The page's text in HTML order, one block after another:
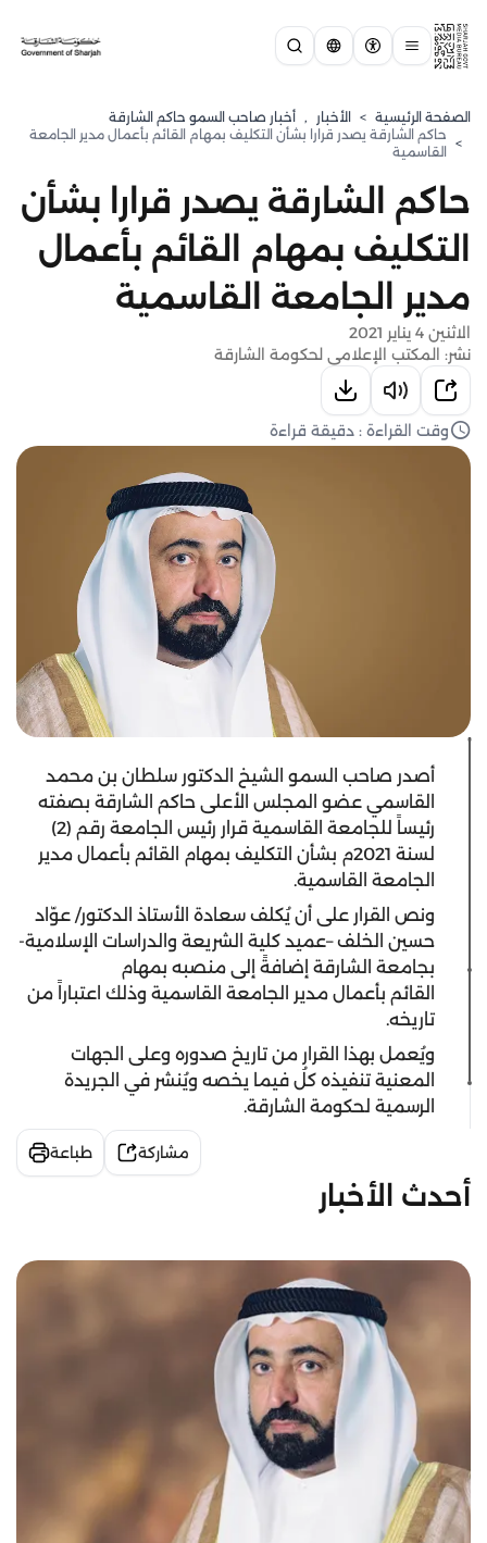
الصفحة الرئيسية > الأخبار , أخبار صاحب السمو حاكم الشارقة
>
حاكم الشارقة يصدر قرارا بشأن التكليف بمهام القائم بأعمال مدير الجامعة
القاسمية
حاكم الشارقة يصدر قرارا بشأن
التكليف بمهام القائم بأعمال
مدير الجامعة القاسمية
الاثنين 4 يناير 2021
نشر: المكتب الإعلامي لحكومة الشارقة
وقت القراءة : دقيقة قراءة
أصدر صاحب السمو الشيخ الدكتور سلطان بن محمد
القاسمي عضو المجلس الأعلى حاكم الشارقة بصفته
رئيساً للجامعة القاسمية قرار رئيس الجامعة رقم (2)
لسنة 2021م بشأن التكليف بمهام القائم بأعمال مدير
الجامعة القاسمية.
ونص القرار على أن يُكلف سعادة الأستاذ الدكتور/ عوّاد
حسين الخلف –عميد كلية الشريعة والدراسات الإسلامية-
بجامعة الشارقة إضافةً إلى منصبه بمهام
القائم بأعمال مدير الجامعة القاسمية وذلك اعتباراً من
تاريخه.
ويُعمل بهذا القرار من تاريخ صدوره وعلى الجهات
المعنية تنفيذه كلُ فيما يخصه ويُنشر في الجريدة
الرسمية لحكومة الشارقة.
مشاركة طباعة
أحدث الأخبار